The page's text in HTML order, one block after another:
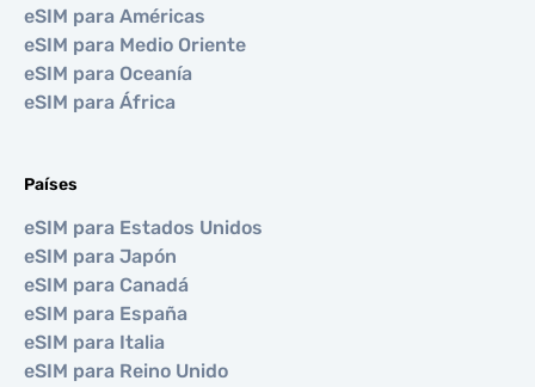
eSIM para Américas
eSIM para Medio Oriente
eSIM para Oceanía
eSIM para África
Países
eSIM para Estados Unidos
eSIM para Japón
eSIM para Canadá
eSIM para España
eSIM para Italia
eSIM para Reino Unido